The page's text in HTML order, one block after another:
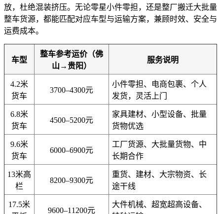
放，杜绝混装挤压。无论零星小件零担，还是整厂搬迁大批量
整车货源，都能匹配对应车型与运输方案，兼顾时效、安全与
运费成本。
车型
整车参考运价（佛
山→贵阳）
服务说明
4.2米
货车
3700–4300元
小件零担、电商包裹、个人
发货，灵活上门
6.8米
货车
4500–5200元
家具建材、小型设备、批量
货物优选
9.6米
货车
6000–6900元
工厂货源、大批量货物、中
长期合作
13米高
栏
8200–9300元
重货、建材、大宗物资、长
途干线
17.5米
9600–11200元
大件机械、超宽超高设备、